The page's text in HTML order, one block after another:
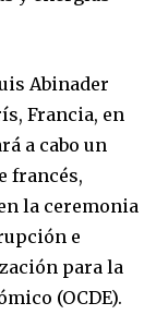
Abinader
Francia, en
a cabo un
francés,
la ceremonia
e
para la
(OCDE).